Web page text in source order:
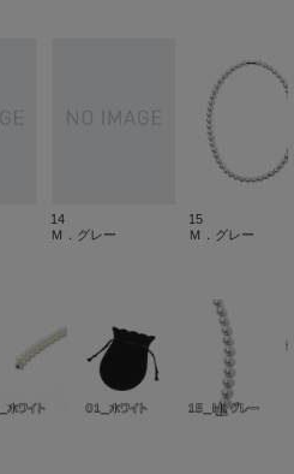
14
Ｍ．グレー
15
Ｍ．グレー